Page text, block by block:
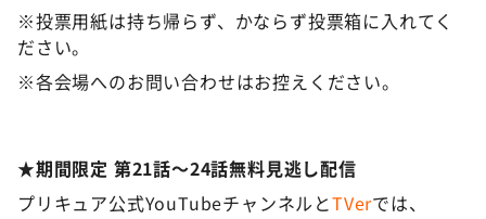
※投票用紙は持ち帰らず、かならず投票箱に入れてく
ださい。
※各会場へのお問い合わせはお控えください。
★期間限定 第21話～24話無料見逃し配信
プリキュア公式YouTubeチャンネルとTVerでは、